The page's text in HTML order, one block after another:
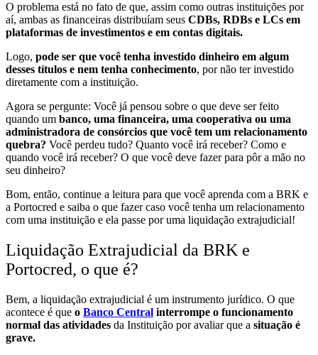
O problema está no fato de que, assim como outras instituições por
aí, ambas as financeiras distribuíam seus CDBs, RDBs e LCs em
plataformas de investimentos e em contas digitais.
Logo, pode ser que você tenha investido dinheiro em algum
desses títulos e nem tenha conhecimento, por não ter investido
diretamente com a instituição.
Agora se pergunte: Você já pensou sobre o que deve ser feito
quando um banco, uma financeira, uma cooperativa ou uma
administradora de consórcios que você tem um relacionamento
quebra? Você perdeu tudo? Quanto você irá receber? Como e
quando você irá receber? O que você deve fazer para pôr a mão no
seu dinheiro?
Bom, então, continue a leitura para que você aprenda com a BRK e
a Portocred e saiba o que fazer caso você tenha um relacionamento
com uma instituição e ela passe por uma liquidação extrajudicial!
Liquidação Extrajudicial da BRK e
Portocred, o que é?
Bem, a liquidação extrajudicial é um instrumento jurídico. O que
acontece é que o Banco Central interrompe o funcionamento
normal das atividades da Instituição por avaliar que a situação é
grave.